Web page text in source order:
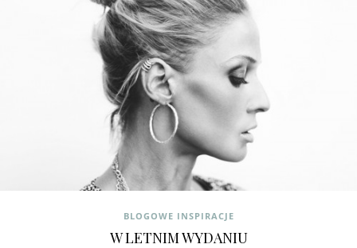
BLOGOWE INSPIRACJE
W LETNIM WYDANIU